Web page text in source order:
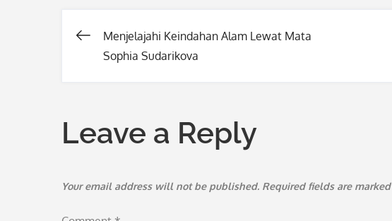
Post
Menjelajahi Keindahan Alam Lewat Mata
Sophia Sudarikova
Leave a Reply
Your email address will not be published. Required fields are marked